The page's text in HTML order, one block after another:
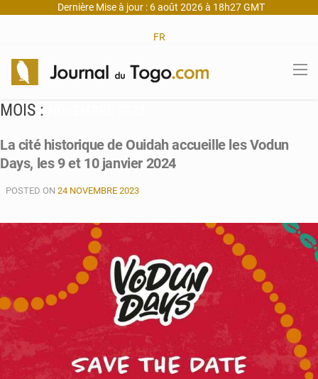
Dernière Mise à jour : 6 août 2026 à 18h27 GMT
FR
MOIS :
La cité historique de Ouidah accueille les Vodun
Days, les 9 et 10 janvier 2024
POSTED ON 24 NOVEMBRE 2023